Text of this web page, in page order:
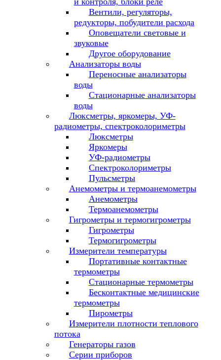
Вентили, регуляторы,
редукторы, побудители расхода
Оповещатели световые и
звуковые
Другое оборудование
Анализаторы воды
Переносные анализаторы
воды
Стационарные анализаторы
воды
Люксметры, яркомеры, УФ-
радиометры, спектроколориметры
Люксметры
Яркомеры
УФ-радиометры
Спектроколориметры
Пульсметры
Анемометры и термоанемометры
Анемометры
Термоанемометры
Гигрометры и термогигрометры
Гигрометры
Термогигрометры
Измерители температуры
Портативные контактные
термометры
Стационарные термометры
Бесконтактные медицинские
термометры
Пирометры
Измерители плотности теплового
потока
Генераторы газов
Серии приборов